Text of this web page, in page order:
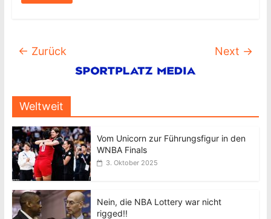
← Zurück Next →
Weltweit
Vom Unicorn zur Führungsfigur in den
WNBA Finals
3. Oktober 2025
Nein, die NBA Lottery war nicht
rigged!!